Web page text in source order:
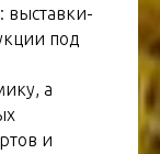
выставки-
под
а
и